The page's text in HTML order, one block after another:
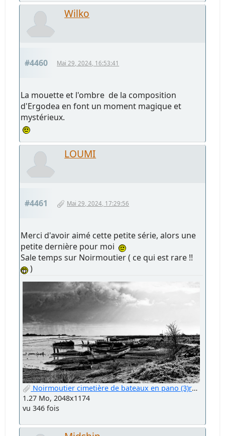
Wilko
#4460 Mai 29, 2024, 16:53:41
La mouette et l'ombre de la composition
d'Ergodea en font un moment magique et
mystérieux.
LOUMI
#4461 Mai 29, 2024, 17:29:56
Merci d'avoir aimé cette petite série, alors une
petite dernière pour moi
Sale temps sur Noirmoutier ( ce qui est rare !!
)
Noirmoutier cimetière de bateaux en pano (3)redim.jpg
1.27 Mo, 2048x1174
vu 346 fois